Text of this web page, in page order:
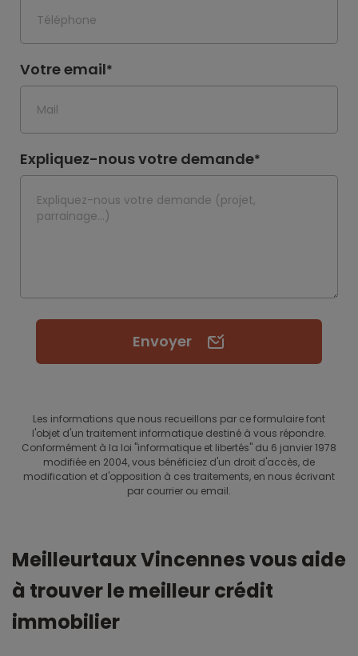
Votre email*
Expliquez-nous votre demande*
Envoyer
Les informations que nous recueillons par ce formulaire font
l'objet d'un traitement informatique destiné à vous répondre.
Conformément à la loi "informatique et libertés" du 6 janvier 1978
modifiée en 2004, vous bénéficiez d'un droit d'accès, de
modification et d'opposition à ces traitements, en nous écrivant
par courrier ou email.
Meilleurtaux Vincennes vous aide
à trouver le meilleur crédit
immobilier